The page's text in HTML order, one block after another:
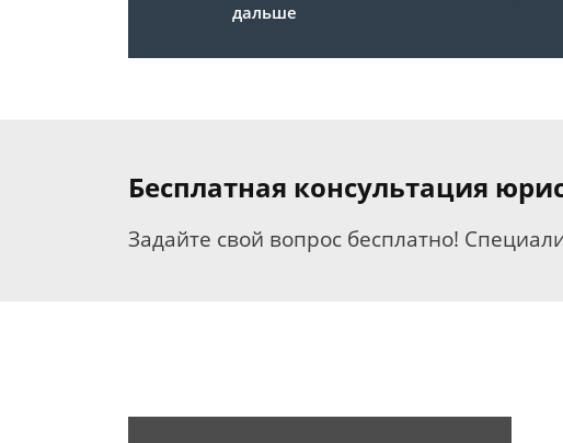
дальше
Бесплатная консультация
Задайте свой вопрос бесплатно!